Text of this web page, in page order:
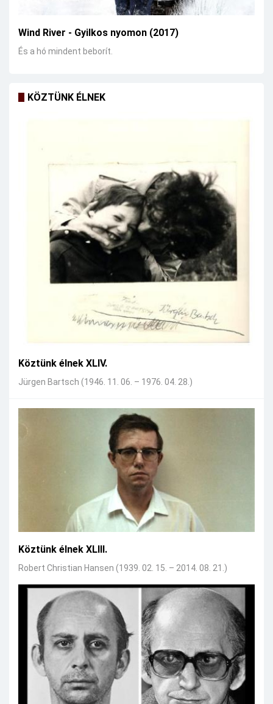
Wind River - Gyilkos nyomon (2017)
És a hó mindent beborít.
KÖZTÜNK ÉLNEK
Köztünk élnek XLIV.
Jürgen Bartsch (1946. 11. 06. – 1976. 04. 28.)
Köztünk élnek XLIII.
Robert Christian Hansen (1939. 02. 15. – 2014. 08. 21.)